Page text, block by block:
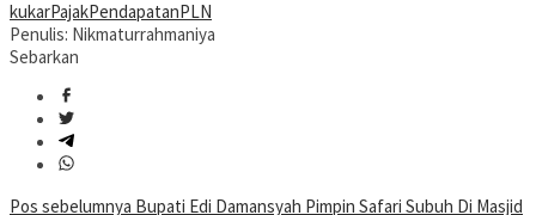
kukarPajakPendapatanPLN
Penulis: Nikmaturrahmaniya
Sebarkan
Pos sebelumnya Bupati Edi Damansyah Pimpin Safari Subuh Di Masjid